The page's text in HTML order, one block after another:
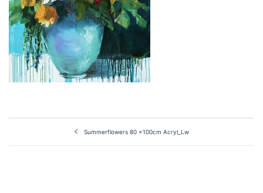
Beitragsnavigation
Summerflowers 80 x100cm Acryl_Lw